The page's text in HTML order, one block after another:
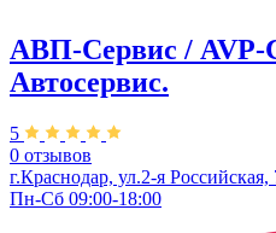
АВП-Сервис / AVP-
Автосервис.
5
0 отзывов
г.Краснодар, ул.2-я Российская,
Пн-Сб 09:00-18:00